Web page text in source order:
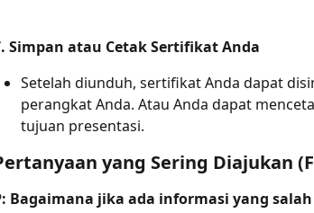
Simpan atau Cetak Sertifikat Anda
Setelah diunduh, sertifikat Anda dapat
perangkat Anda. Atau Anda dapat
tujuan presentasi.
yang Sering Diajukan
Bagaimana jika ada informasi yang